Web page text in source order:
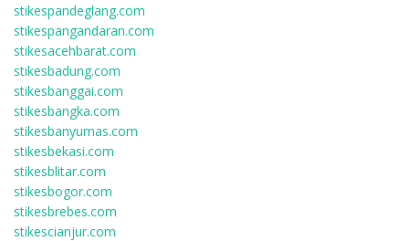
stikespandeglang.com
stikespangandaran.com
stikesacehbarat.com
stikesbadung.com
stikesbanggai.com
stikesbangka.com
stikesbanyumas.com
stikesbekasi.com
stikesblitar.com
stikesbogor.com
stikesbrebes.com
stikescianjur.com